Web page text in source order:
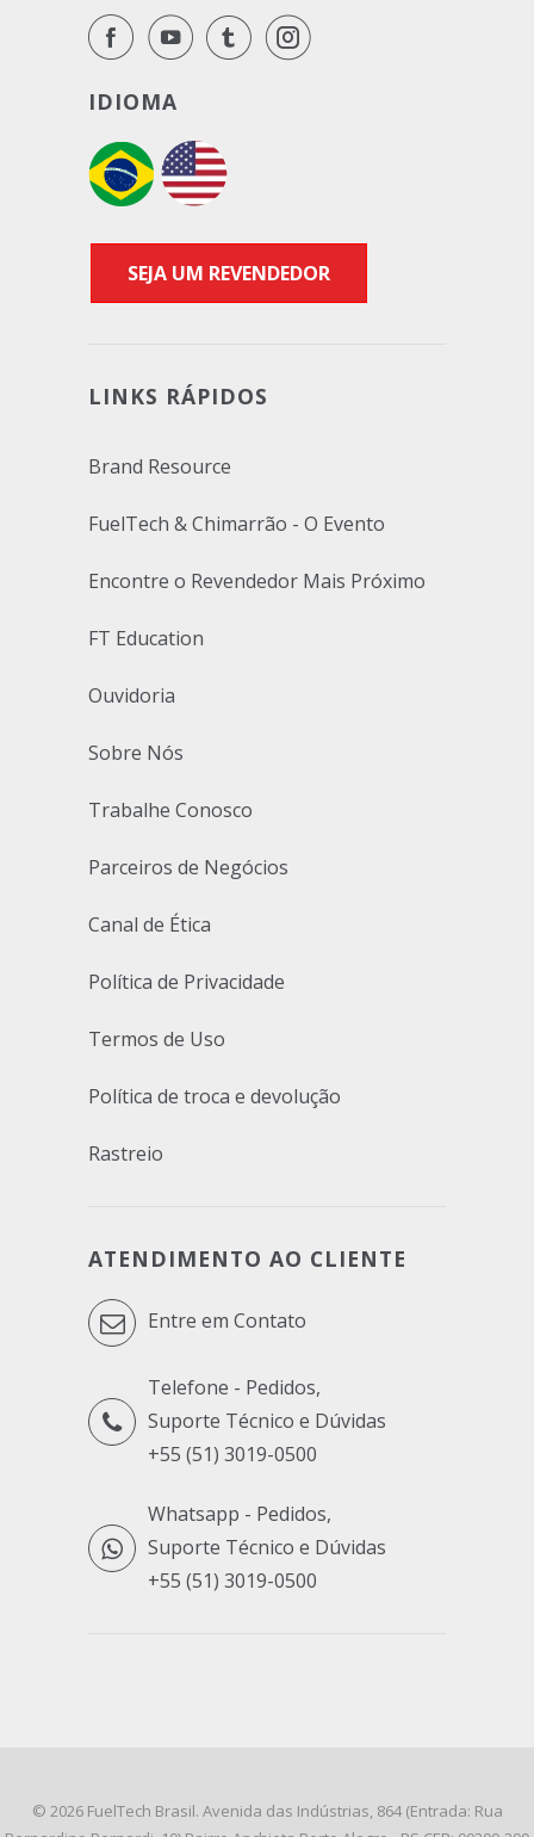
IDIOMA
SEJA UM REVENDEDOR
LINKS RÁPIDOS
Brand Resource
FuelTech & Chimarrão - O Evento
Encontre o Revendedor Mais Próximo
FT Education
Ouvidoria
Sobre Nós
Trabalhe Conosco
Parceiros de Negócios
Canal de Ética
Política de Privacidade
Termos de Uso
Política de troca e devolução
Rastreio
ATENDIMENTO AO CLIENTE
Entre em Contato
Telefone - Pedidos,
Suporte Técnico e Dúvidas
+55 (51) 3019-0500
Whatsapp - Pedidos,
Suporte Técnico e Dúvidas
+55 (51) 3019-0500
© 2026 FuelTech Brasil. Avenida das Indústrias, 864 (Entrada: Rua